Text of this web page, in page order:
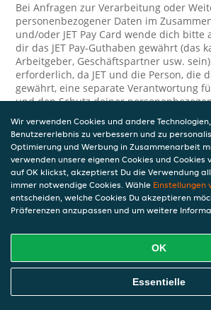
Bei Anfragen zur Verarbeitung oder
personenbezogener Daten im
und/oder JET Pay Card wende dich bitte
dir das JET Pay-Guthaben gewährt (das
Arbeitgeber, Geschäftspartner usw.
erforderlich, da JET und die Person, die
gewährt, eine separate Verantwortung
und den Schutz deiner
Solltest du weitere Fragen oder
die Verarbeitung deiner
kontaktieren wir dich gerne. Wir würden
Tipps oder Vorschläge zur Verbesserung
freuen.
Sicherheit
JET nimmt den Schutz
und daher ergreifen wir angemessene
deine personenbezogenen Daten vor
unbefugter Änderung zu schützen.
bist, dass deine personenbezogenen
Wir verwenden Cookies und andere
Benutzererlebnis zu verbessern und zu
Optimierung und Werbung in Zusammenarbeit
verwenden unsere eigenen Cookies und Cookies
auf OK klickst, akzeptierst Du die Verwendung
immer notwendige Cookies. Wähle Einstellungen
entscheiden, welche Cookies Du akzeptieren
Präferenzen anzupassen und um weitere
OK
Essentielle